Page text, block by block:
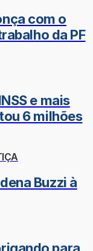
com o
da PF
e mais
6 milhões
Buzzi à